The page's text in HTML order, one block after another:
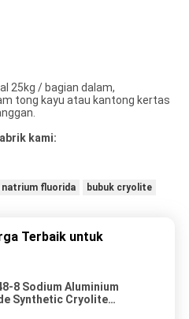
25kg / bagian dalam,
tong kayu atau kantong kertas
kami:
natrium fluorida bubuk cryolite
Terbaik untuk
8 Sodium Aluminium
Synthetic Cryolite